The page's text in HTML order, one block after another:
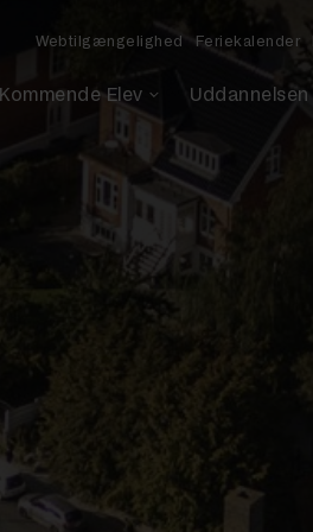
Kommende Elev
Uddannelsen
Webtilgængelighed Feriekalender